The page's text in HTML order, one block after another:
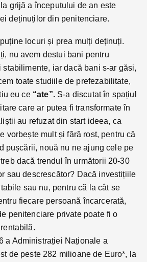
grijă a începutului de an este
deținuților din penitenciare.
locuri și prea mulți deținuți.
nu avem destui bani pentru
stabilimente, iar dacă bani s-ar găsi,
toate studiile de prefezabilitate,
eu ce “ate”.S-a discutat în spațiul
care ar putea fi transformate în
au refuzat din start ideea, ca
vorbește mult și fără rost, pentru că
pușcării, nouă nu ne ajung cele pe
dacă trendul în următorii 20-30
sau descrescător? Dacă investițiile
sau nu, pentru că la cât se
fiecare persoană încarcerată,
penitenciare private poate fi o
a Administrației Naționale a
de peste 282 milioane de Euro*, la